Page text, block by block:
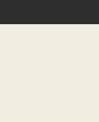
Bugatti Chiron Super